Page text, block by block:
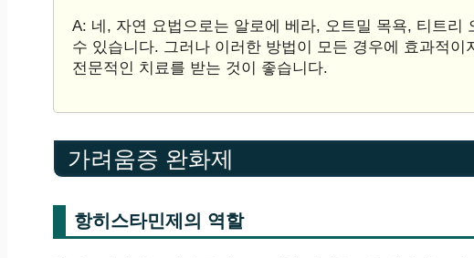
A: 네, 자연 요법으로는 알로에 베라, 오트밀 목욕, 티트리
수 있습니다. 그러나 이러한 방법이 모든 경우에 효과적
전문적인 치료를 받는 것이 좋습니다.
가려움증 완화제
항히스타민제의 역할